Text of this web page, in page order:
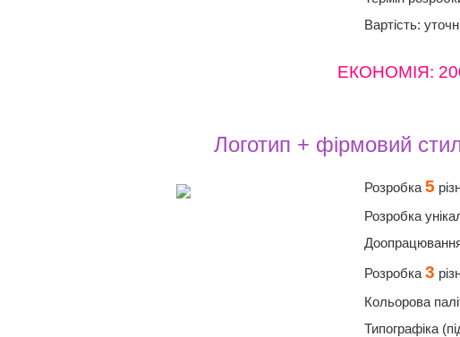
Вартість:
ЕКОНОМІЯ:
Логотип + фірмовий
Розробка 5
Розробка
Доопрацювання
Розробка 3
Кольорова
Типографіка